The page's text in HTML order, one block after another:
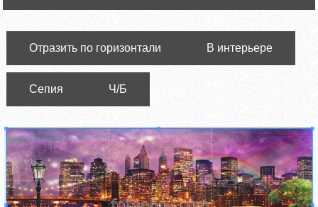
Отразить по горизонтали В интерьере
Сепия Ч/Б